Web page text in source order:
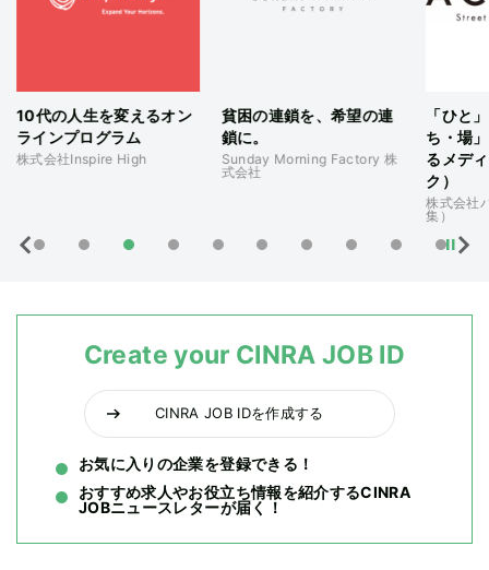
貧困の連鎖を、希望の連
鎖に。
Sunday Morning Factory 株
「ひと」×「もの」×「ま
ち・場」を観察・研究す
るメディア（シンクタン
ク）
アイデ
で課題
する会
株式会
クアドラ
Create your CINRA JOB ID
CINRA JOB IDを作成する
お気に入りの企業を登録できる！
おすすめ求人やお役立ち情報を紹介するCINRA
JOBニュースレターが届く！